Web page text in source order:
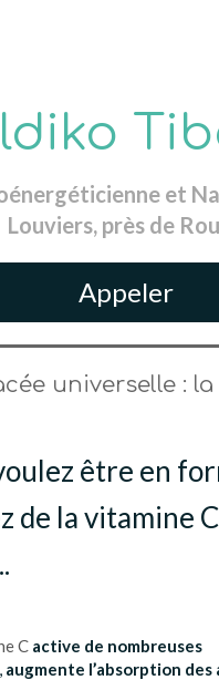
et
Louviers, près de
Appeler
universelle :
être en
de la vitamine
C active de nombreuses
, augmente l’absorption